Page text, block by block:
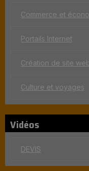
Commerce et
Portails Internet
Création de site
Culture et voyages
Vidéos
DEVIS